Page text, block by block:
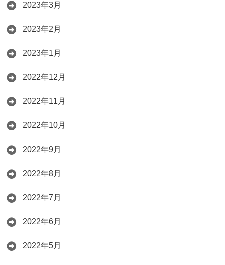
2023年3月
2023年2月
2023年1月
2022年12月
2022年11月
2022年10月
2022年9月
2022年8月
2022年7月
2022年6月
2022年5月